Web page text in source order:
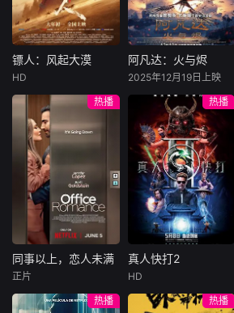
集。姜心羽遭人陷
害，只得与许雁真
结盟，彼时银行欲
将国宝名画低价卖
给外国人，许雁真
仿造名画、偷天换
日。几经波折，两
人联手在各方势力
的夹缝间巧妙周
旋，共历险阻，破
解重重困境。
一天会离奇死亡。
他留下的3000万
巨额遗产，让每个
人貌似都有犯罪动
机。警察毫无头绪
“不务正业”迈出牧
场，追查牧羊人“躺
平
镖人：风起大漠
于适
大漠之上，镖人、
官府、西域五大家
族等多方势力盘根
错节、暗潮涌动。
“天字第二号逃犯”
刀马接下特殊押镖
任务，和同伴一起
从西域护镖远赴长
安。不料，他们的
护送对象竟是“天字
郎……天下熙熙皆
镖人：风起大漠
HD
阿凡达：火与烬
佐伊·索尔达娜
西格妮·韦弗
影片聚焦杰克·萨利
与奈蒂莉一家的命
运起伏，在前作的
情感余波之上，深
刻描绘一个家族在
战火中如何成长、
并共同守护血脉相
连的情感纽带的历
程，从而将故事推
维度。此外，潘多
阿凡达：火与烬
2025年12月19日上映
热播
同事以上，恋人未满
布雷特·戈德斯坦
同事以上，恋人未满
正片
热播
真人快打2
阿德莱恩·鲁道夫
真人快打2
HD
热播
热播